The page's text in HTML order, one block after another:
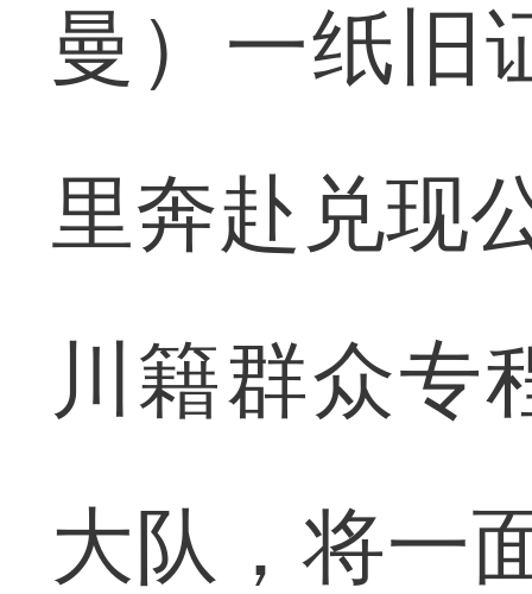
曼）一纸旧
里奔赴兑现
川籍群众专
大队，将一